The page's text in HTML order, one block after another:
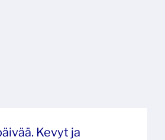
Kevyt ja